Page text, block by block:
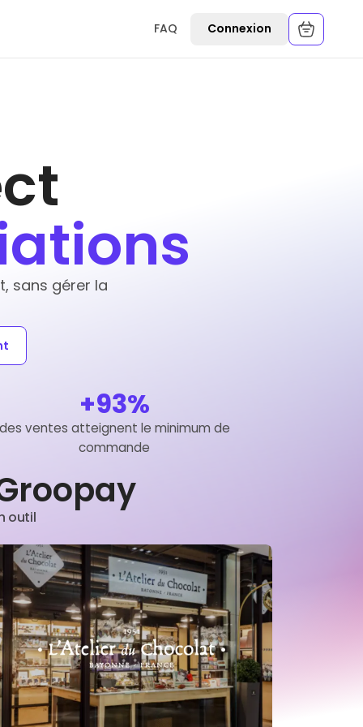
FAQ Connexion
sans gérer la
+93%
des ventes atteignent le minimum de
commande
outil